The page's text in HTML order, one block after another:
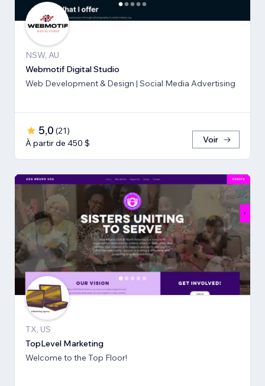
NSW, AU
Webmotif Digital Studio
Web Development & Design | Social Media Advertising
5,0 (21)
À partir de 450 $
Voir
TX, US
TopLevel Marketing
Welcome to the Top Floor!